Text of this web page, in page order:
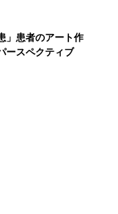
」患者のアート作
スペクティブ